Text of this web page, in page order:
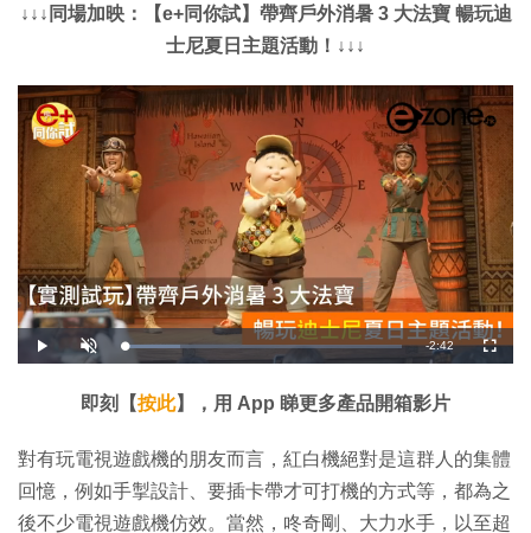
↓↓↓同場加映：【e+同你試】帶齊戶外消暑 3 大法寶 暢玩迪
士尼夏日主題活動！↓↓↓
播
放
開
啟
載
入
:
2
0
%
剩
時
間
-2:42
全
螢
即刻【按此】，用 App 睇更多產品開箱影片
對有玩電視遊戲機的朋友而言，紅白機絕對是這群人的集體
回憶，例如手掣設計、要插卡帶才可打機的方式等，都為之
後不少電視遊戲機仿效。當然，咚奇剛、大力水手，以至超